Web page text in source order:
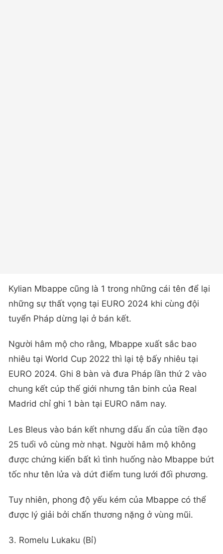
Kylian Mbappe cũng là 1 trong những cái tên để lại
những sự thất vọng tại EURO 2024 khi cùng đội
tuyển Pháp dừng lại ở bán kết.
Người hâm mộ cho rằng, Mbappe xuất sắc bao
nhiêu tại World Cup 2022 thì lại tệ bấy nhiêu tại
EURO 2024. Ghi 8 bàn và đưa Pháp lần thứ 2 vào
chung kết cúp thế giới nhưng tân binh của Real
Madrid chỉ ghi 1 bàn tại EURO năm nay.
Les Bleus vào bán kết nhưng dấu ấn của tiền đạo
25 tuổi vô cùng mờ nhạt. Người hâm mộ không
được chứng kiến bất kì tình huống nào Mbappe bứt
tốc như tên lửa và dứt điểm tung lưới đối phương.
Tuy nhiên, phong độ yếu kém của Mbappe có thể
được lý giải bởi chấn thương nặng ở vùng mũi.
3. Romelu Lukaku (Bỉ)